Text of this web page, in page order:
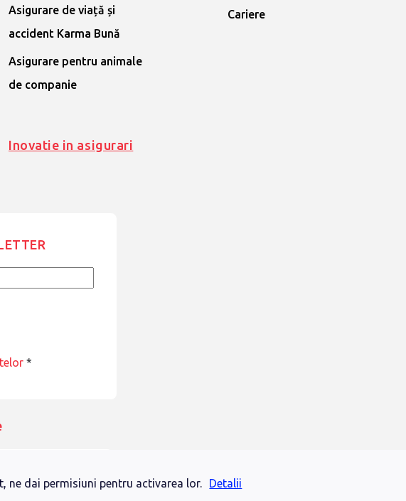
Asigurare de viață și
accident Karma Bună
Asigurare pentru animale
de companie
Inovatie in asigurari
Cariere
*
ne dai permisiuni pentru activarea lor. Detalii